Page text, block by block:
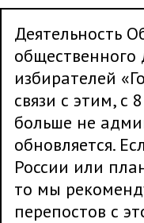
Деятельность
избирателей
связи с этим, с
больше не
обновляется.
России или
то мы
перепостов с